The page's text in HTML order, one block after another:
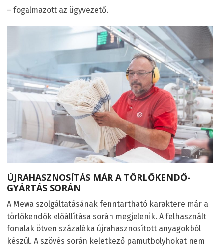
– fogalmazott az ügyvezető.
ÚJRAHASZNOSÍTÁS MÁR A TÖRLŐKENDŐ-
GYÁRTÁS SORÁN
A Mewa szolgáltatásának fenntartható karaktere már a
törlőkendők előállítása során megjelenik. A felhasznált
fonalak ötven százaléka újrahasznosított anyagokból
készül. A szövés során keletkező pamutbolyhokat nem